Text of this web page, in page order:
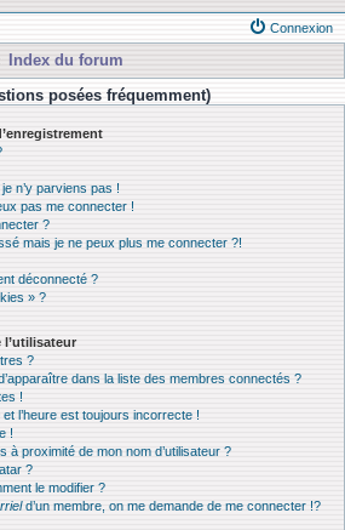
Connexion
Index du forum
posées fréquemment)
n’y parviens pas !
pas me connecter !
?
mais je ne peux plus me connecter ?!
déconnecté ?
» ?
l’utilisateur
?
dans la liste des membres connectés ?
!
l’heure est toujours incorrecte !
!
à proximité de mon nom d’utilisateur ?
?
le modifier ?
d’un membre, on me demande de me connecter !?